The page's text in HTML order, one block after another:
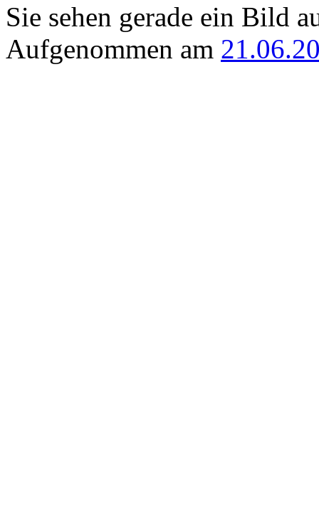
Sie sehen gerade ein Bild
Aufgenommen am